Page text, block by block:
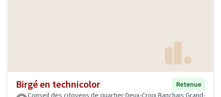
Birgé en technicolor
Retenue